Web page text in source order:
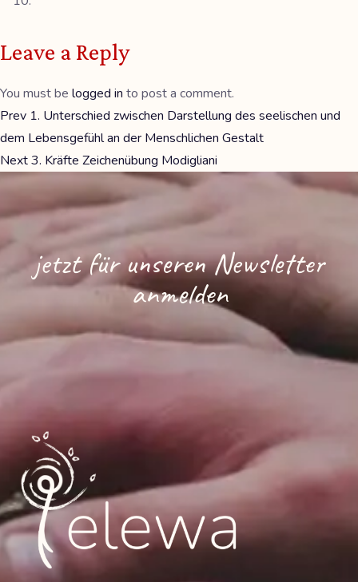
Leave a Reply
You must be logged in to post a comment.
Prev 1. Unterschied zwischen Darstellung des seelischen und
dem Lebensgefühl an der Menschlichen Gestalt
Next3. Kräfte Zeichenübung Modigliani
jetzt für unseren Newsletter
anmelden